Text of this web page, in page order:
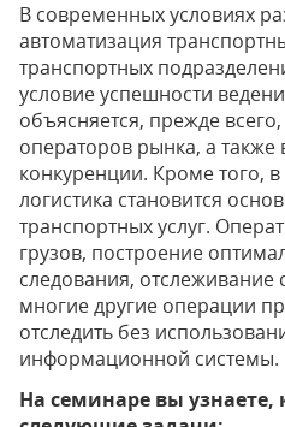
В современных условиях
автоматизация
транспортных
условие успешности
объясняется, прежде
операторов рынка, а
конкуренции. Кроме того,
логистика становится
транспортных услуг.
грузов, построение
следования, отслеживание
многие другие операции
отследить без
информационной системы.
На семинаре вы узнаете,